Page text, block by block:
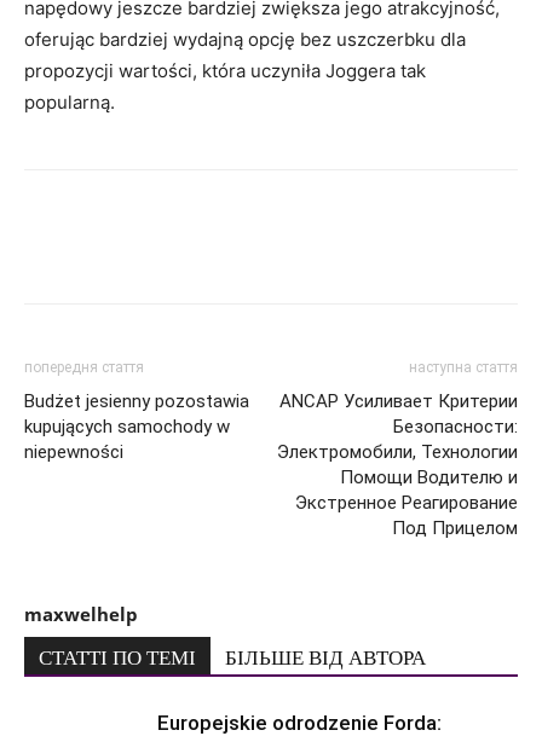
napędowy jeszcze bardziej zwiększa jego atrakcyjność,
oferując bardziej wydajną opcję bez uszczerbku dla
propozycji wartości, która uczyniła Joggera tak
popularną.
попередня стаття
Budżet jesienny pozostawia
kupujących samochody w
niepewności
наступна стаття
ANCAP Усиливает Критерии
Безопасности:
Электромобили, Технологии
Помощи Водителю и
Экстренное Реагирование
Под Прицелом
maxwelhelp
СТАТТІ ПО ТЕМІ БІЛЬШЕ ВІД АВТОРА
Europejskie odrodzenie Forda: